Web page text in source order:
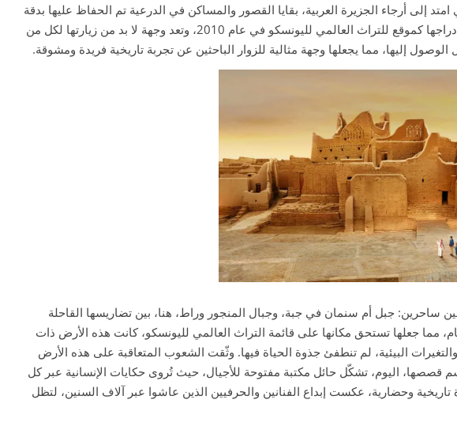
إلى أرجاء الجزيرة العربية، بقايا القصور والمساكن في الدرعية تم الحفاظ عليها بدقة
وترميمها بعناية، مما يجعلها شاهدًا حيًا على تاريخ طويل ومجد تليد. تم إدراجها كموقع للتراث العالمي لليونسكو في عام 2010، وتعد وجهة لا بد من زيارتها لكل من
إليها، مما يجعلها وجهة مثالية للزوار الباحثين عن تجربة تاريخية فريدة ومشوقة.
ساحرين: جبل أم سنمان في جبة، وجبال المنجور وراط، هنا، بين تضاريسها القاحلة
هذه الصخور رسوماً حُفِرَت بمهارة منذ نحو 10 آلاف عام، مما جعلها تستحق مكانها على قائمة التراث العالمي لليونسكو، كانت هذه الأرض ذات
البيئية، لم تنطفئ جذوة الحياة فيها. وثّقت الشعوب المتعاقبة على هذه الأرض
اليوم، تشكّل حائل مكتبة مفتوحة للأجيال، حيث تُروى حكايات الإنسانية عبر كل
وحضارية، عكست إبداع الفنانين والحرفيين الذين عاشوا عبر آلاف السنين، لتظل